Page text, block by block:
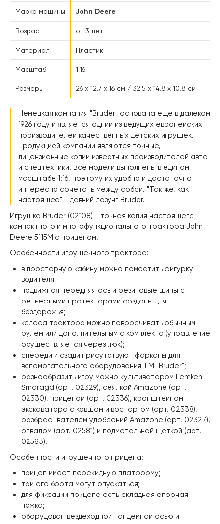
Марка машины John Deere
Возраст от 3 лет
Материал Пластик
Масштаб 1:16
Размеры 26 x 12.7 x 16 см / 32.5 x 14.8 x 10.8 см
Немецкая компания "Bruder" основана еще в далеком
1926 году и является одним из ведущих европейских
производителей качественных детских игрушек.
Продукцией компании являются точные,
лицензионные копии известных производителей авто
и спецтехники. Все модели выполнены в едином
масштабе 1:16, поэтому их удобно и достаточно
интересно сочетать между собой. "Так же, как
настоящее" - давний лозунг Bruder.
Игрушка Bruder (02108) - точная копия настоящего
компактного и многофункционального трактора John
Deere 5115M с прицепом.
Особенности игрушечного трактора:
в просторную кабину можно поместить фигурку
водителя;
подвижная передняя ось и резиновые шины с
рельефными протекторами созданы для
бездорожья;
колеса трактора можно поворачивать обычным
рулем или дополнительным с комплекта (управление
осуществляется через люк);
спереди и сзади присутствуют фаркопы для
вспомогательного оборудования ТМ "Bruder";
разнообразить игру можно культиватором Lemken
Smaragd (арт. 02329), сеялкой Amazone (арт.
02330), прицепом (арт. 02336), кронштейном
экскаватора с ковшом и восторгом (арт. 02338),
разбрасывателем удобрений Amazone (арт. 02327),
отвалом (арт. 02581) и подметальной щеткой (арт.
02583).
Особенности игрушечного прицепа:
прицеп имеет перекидную платформу;
три его борта могут опускаться;
для фиксации прицепа есть складная опорная
ножка;
оборудован вездеходной тандемной осью и